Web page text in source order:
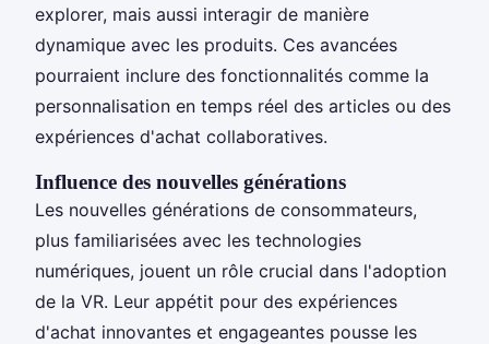
explorer, mais aussi interagir de manière
dynamique avec les produits. Ces avancées
pourraient inclure des fonctionnalités comme la
personnalisation en temps réel des articles ou des
expériences d'achat collaboratives.
Influence des nouvelles générations
Les nouvelles générations de consommateurs,
plus familiarisées avec les technologies
numériques, jouent un rôle crucial dans l'adoption
de la VR. Leur appétit pour des expériences
d'achat innovantes et engageantes pousse les